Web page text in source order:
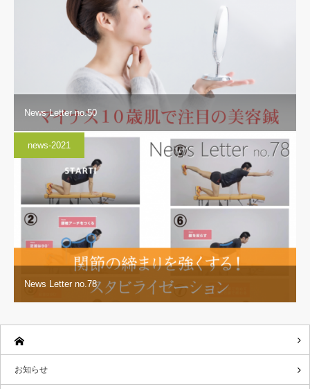
News Letter no.50
news-2021
News Letter no.78
お知らせ